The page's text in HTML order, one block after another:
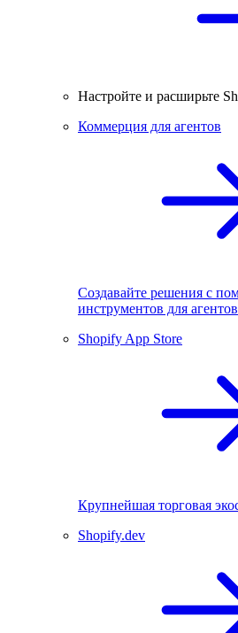
Настройте и расширьте
Коммерция для агентов
Создавайте решения с
инструментов для агентов
Shopify App Store
Крупнейшая торговая
Shopify.dev